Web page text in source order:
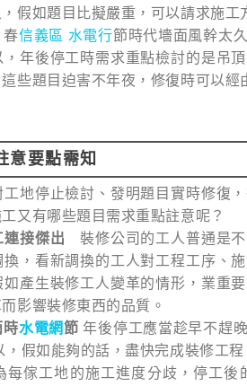
假如題目比擬嚴重，可以請求施工
春信義區 水電行節時代墻面風幹太
，年後停工時需求重點檢討的是吊
些題目迫害不年夜，修復時可以經
意要點需知
地停止檢討、發明題目實時修復
又有哪些題目需求重點註意呢？
連接傑出裝修公司的工人普通是
，看新調換的工人對工程工序、
產生裝修工人變革的情形，業重要
影響裝修東西的品質。
時水電網節 年後停工應當趁早不趕
，假如能夠的話，盡快完成裝修工
每傢工地的施工進度分歧，停工